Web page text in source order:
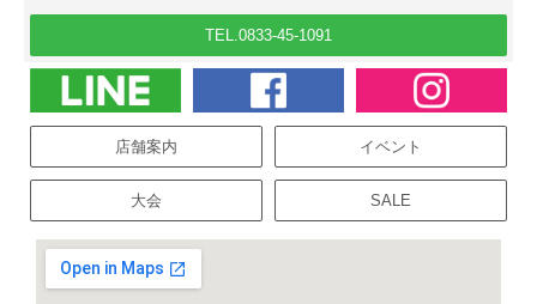
TEL.0833-45-1091
店舗案内 イベント
大会 SALE